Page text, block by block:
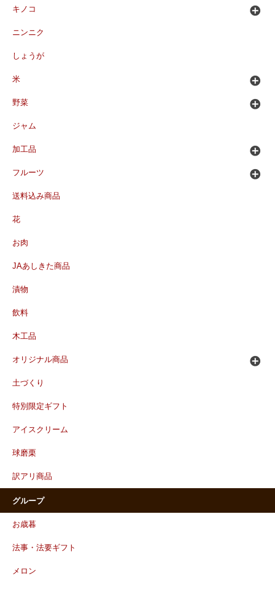
キノコ
ニンニク
しょうが
米
野菜
ジャム
加工品
フルーツ
送料込み商品
花
お肉
JAあしきた商品
漬物
飲料
木工品
オリジナル商品
土づくり
特別限定ギフト
アイスクリーム
球磨栗
訳アリ商品
グループ
お歳暮
法事・法要ギフト
メロン